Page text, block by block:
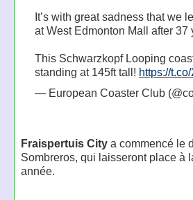
It’s with great sadness that we
at West Edmonton Mall after 37
This Schwarzkopf Looping
standing at 145ft tall! https://
— European Coaster Club
Fraispertuis Citya commencé le
Sombreros, qui laisseront place à
année.